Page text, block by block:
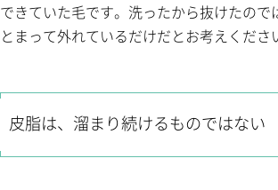
できていた毛です。洗ったから抜けたので
とまって外れているだけだとお考えくださ
皮脂は、溜まり続けるものではない